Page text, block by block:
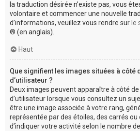
la traduction désirée n’existe pas, vous
volontaire et commencer une nouvelle
d’informations, veuillez vous rendre sur le
® (en anglais).
Haut
Que signifient les images situées à côté
d’utilisateur ?
Deux images peuvent apparaître à côté
d’utilisateur lorsque vous consultez un
être une image associée à votre rang,
représentée par des étoiles, des carrés ou
d’indiquer votre activité selon le nombre